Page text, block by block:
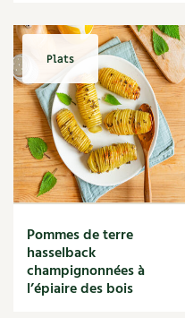
Moutarde
Multiplication
Muret
Muscade
Musique
Narcisse
Nature
Nettoyage
Nichoir
Noisette
Noix
Plats
Pommes de terre
hasselback
champignonnées à
l’épiaire des bois